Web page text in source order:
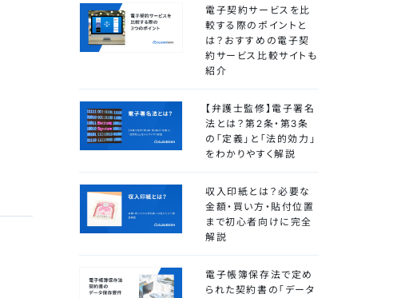
電子契約サービスを比
較する際のポイントと
は？おすすめの電子契
約サービス比較サイトも
紹介
【弁護士監修】電子署名
法とは？第2条・第3条
の「定義」と「法的効力」
をわかりやすく解説
収入印紙とは？必要な
金額・買い方・貼付位置
まで初心者向けに完全
解説
電子帳簿保存法で定め
られた契約書の「データ